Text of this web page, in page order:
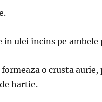
ulei incins pe ambele
formeaza o crusta
hartie.